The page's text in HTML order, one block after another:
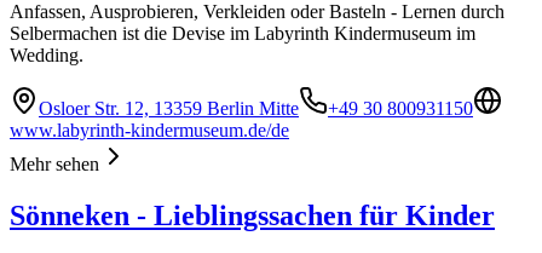
Anfassen, Ausprobieren, Verkleiden oder Basteln - Lernen durch
Selbermachen ist die Devise im Labyrinth Kindermuseum im
Wedding.
Osloer Str. 12, 13359 Berlin Mitte
+49 30 800931150
www.labyrinth-kindermuseum.de/de
Mehr sehen
Sönneken - Lieblingssachen für Kinder